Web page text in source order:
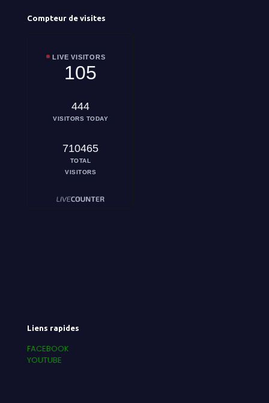
Compteur de visites
LIVE VISITORS
105
444
VISITORS TODAY
710465
TOTAL
VISITORS
Liens rapides
FACEBOOK
YOUTUBE